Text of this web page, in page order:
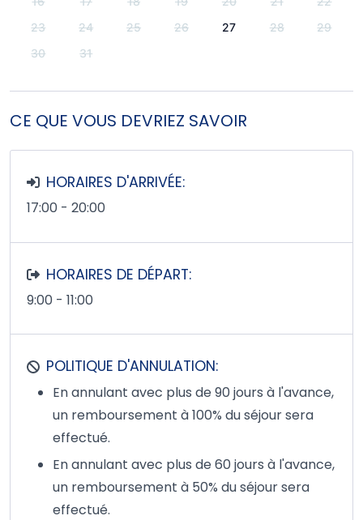
23
24 25 26 27 28
29
30
31
CE QUE VOUS DEVRIEZ SAVOIR
HORAIRES D'ARRIVÉE:
17:00 - 20:00
HORAIRES DE DÉPART:
9:00 - 11:00
POLITIQUE D'ANNULATION:
En annulant avec plus de 90 jours à l'avance,
un remboursement à 100% du séjour sera
effectué.
En annulant avec plus de 60 jours à l'avance,
un remboursement à 50% du séjour sera
effectué.